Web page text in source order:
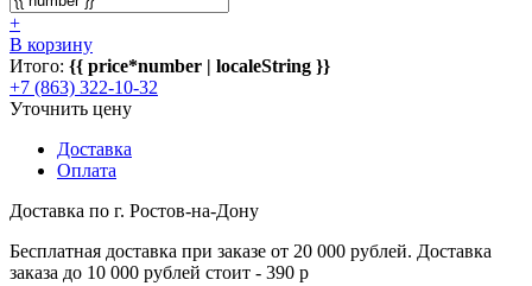
+
В корзину
Итого: {{ price*number | localeString }}
+7 (863) 322-10-32
Уточнить цену
Доставка
Оплата
Доставка по г. Ростов-на-Дону
Бесплатная доставка при заказе от 20 000 рублей. Доставка
заказа до 10 000 рублей стоит - 390 р